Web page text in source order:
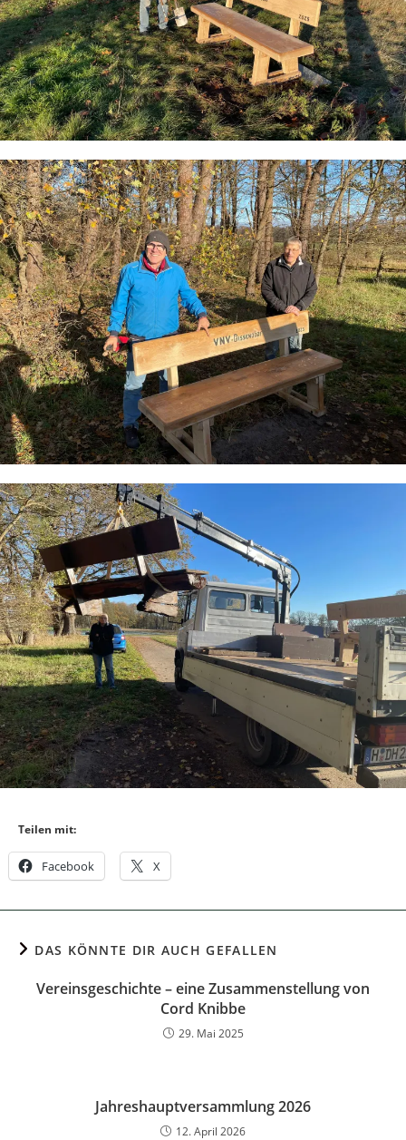
Teilen mit:
Facebook X
DAS KÖNNTE DIR AUCH GEFALLEN
Vereinsgeschichte – eine Zusammenstellung von
Cord Knibbe
29. Mai 2025
Jahreshauptversammlung 2026
12. April 2026